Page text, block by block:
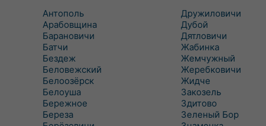
Антополь
Арабовщина
Барановичи
Батчи
Бездеж
Беловежский
Белоозёрск
Белоуша
Бережное
Береза
Дружиловичи
Дубой
Дятловичи
Жабинка
Жемчужный
Жеребковичи
Жидче
Закозель
Здитово
Зеленый Бор